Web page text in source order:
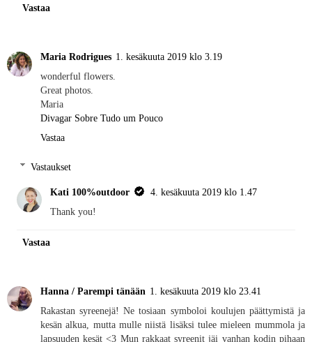
Vastaa
Maria Rodrigues 1. kesäkuuta 2019 klo 3.19
wonderful flowers.
Great photos.
Maria
Divagar Sobre Tudo um Pouco
Vastaa
Vastaukset
Kati 100%outdoor
4. kesäkuuta 2019 klo 1.47
Thank you!
Vastaa
Hanna / Parempi tänään 1. kesäkuuta 2019 klo 23.41
Rakastan syreenejä! Ne tosiaan symboloi koulujen päättymistä ja
kesän alkua, mutta mulle niistä lisäksi tulee mieleen mummola ja
lapsuuden kesät <3 Mun rakkaat syreenit jäi vanhan kodin pihaan